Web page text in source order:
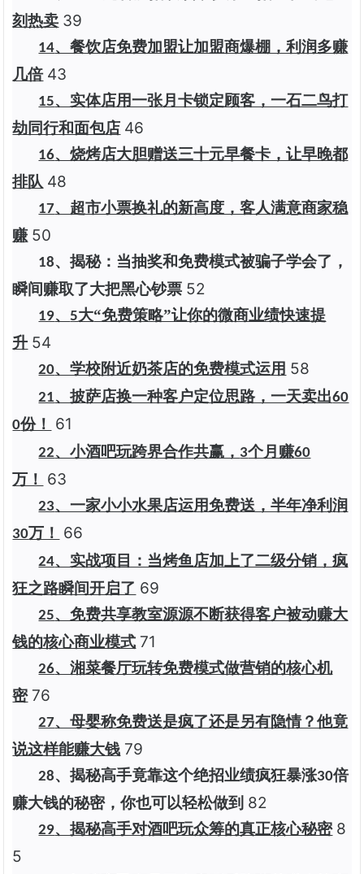
刻热卖 39
14、餐饮店免费加盟让加盟商爆棚，利润多赚
几倍 43
15、实体店用一张月卡锁定顾客，一石二鸟打
劫同行和面包店 46
16、烧烤店大胆赠送三十元早餐卡，让早晚都
排队 48
17、超市小票换礼的新高度，客人满意商家稳
赚 50
18、揭秘：当抽奖和免费模式被骗子学会了，
瞬间赚取了大把黑心钞票 52
19、5大“免费策略”让你的微商业绩快速提
升 54
20、学校附近奶茶店的免费模式运用 58
21、披萨店换一种客户定位思路，一天卖出60
0份！ 61
22、小酒吧玩跨界合作共赢， 3个月赚60
万！ 63
23、一家小小水果店运用免费送，半年净利润
30万！ 66
24、实战项目：当烤鱼店加上了二级分销，疯
狂之路瞬间开启了 69
25、免费共享教室源源不断获得客户被动赚大
钱的核心商业模式 71
26、湘菜餐厅玩转免费模式做营销的核心机
密 76
27、母婴称免费送是疯了还是另有隐情？他竟
说这样能赚大钱 79
28、揭秘高手竟靠这个绝招业绩疯狂暴涨30倍
赚大钱的秘密，你也可以轻松做到 82
29、揭秘高手对酒吧玩众筹的真正核心秘密 8
5